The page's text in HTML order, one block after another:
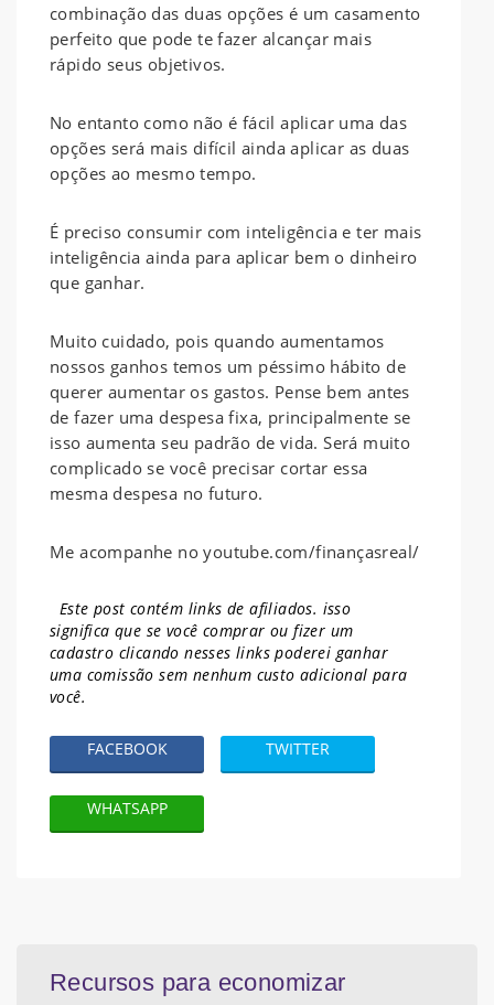
combinação das duas opções é um casamento
perfeito que pode te fazer alcançar mais
rápido seus objetivos.
No entanto como não é fácil aplicar uma das
opções será mais difícil ainda aplicar as duas
opções ao mesmo tempo.
É preciso consumir com inteligência e ter mais
inteligência ainda para aplicar bem o dinheiro
que ganhar.
Muito cuidado, pois quando aumentamos
nossos ganhos temos um péssimo hábito de
querer aumentar os gastos. Pense bem antes
de fazer uma despesa fixa, principalmente se
isso aumenta seu padrão de vida. Será muito
complicado se você precisar cortar essa
mesma despesa no futuro.
Me acompanhe no youtube.com/finançasreal/
Este post contém links de afiliados. isso
significa que se você comprar ou fizer um
cadastro clicando nesses links poderei ganhar
uma comissão sem nenhum custo adicional para
você.
FACEBOOK TWITTER
WHATSAPP
Recursos para economizar